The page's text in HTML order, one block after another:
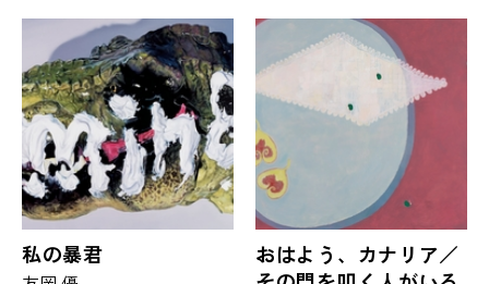
私の暴君
おはよう、カナリア／